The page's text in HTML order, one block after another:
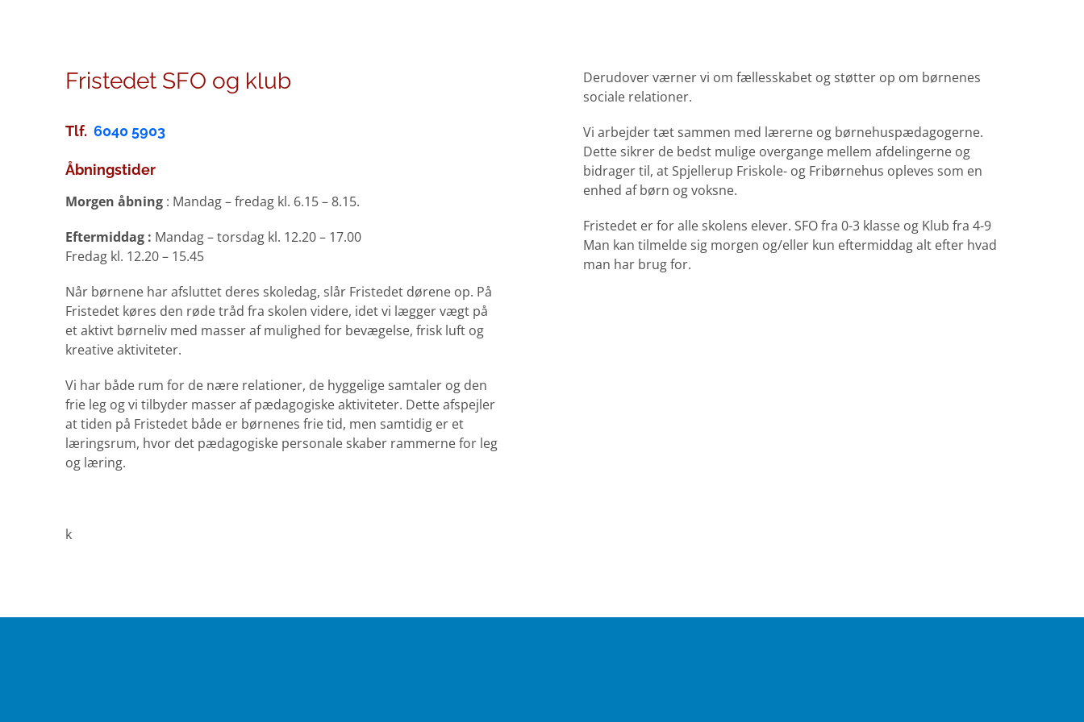
Fristedet SFO og klub
Tlf. 6040 5903
Åbningstider
Morgen åbning : Mandag – fredag kl. 6.15 – 8.15.
Eftermiddag : Mandag – torsdag kl. 12.20 – 17.00
Fredag kl. 12.20 – 15.45
Når børnene har afsluttet deres skoledag, slår Fristedet dørene op. På
Fristedet køres den røde tråd fra skolen videre, idet vi lægger vægt på
et aktivt børneliv med masser af mulighed for bevægelse, frisk luft og
kreative aktiviteter.
Vi har både rum for de nære relationer, de hyggelige samtaler og den
frie leg og vi tilbyder masser af pædagogiske aktiviteter. Dette afspejler
at tiden på Fristedet både er børnenes frie tid, men samtidig er et
læringsrum, hvor det pædagogiske personale skaber rammerne for leg
og læring.
k
Derudover værner vi om fællesskabet og støtter op om børnenes
sociale relationer.
Vi arbejder tæt sammen med lærerne og børnehuspædagogerne.
Dette sikrer de bedst mulige overgange mellem afdelingerne og
bidrager til, at Spjellerup Friskole- og Fribørnehus opleves som en
enhed af børn og voksne.
Fristedet er for alle skolens elever. SFO fra 0-3 klasse og Klub fra 4-9
Man kan tilmelde sig morgen og/eller kun eftermiddag alt efter hvad
man har brug for.